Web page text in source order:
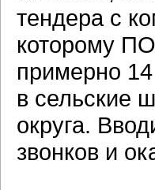
тендера с
которому
примерно
в сельские
округа.
звонков и